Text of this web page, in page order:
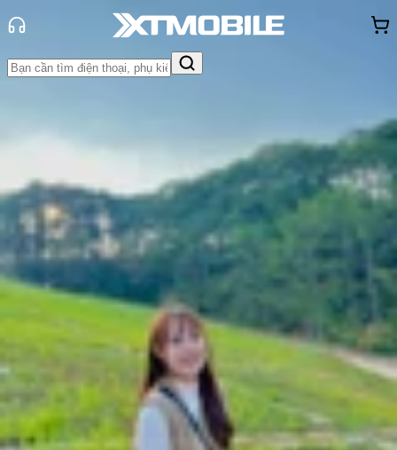
Thủ thuật
Tin MớiĐánh Giá - Trên TaySo Sánh Tư vấn Khuyến
mãi
Thủ thuậtHỏi đápApp - Game Thông báoKhách
hàng - Sự kiện
4 cách tìm kiếm bằng hình ảnh trên
iPhone đơn giản, nhanh chóng
Thùy Nguyễn
Ngày đăng:
16/04/2025
Cập nhật:16/04/2025
Theo dõi XTMobile trên